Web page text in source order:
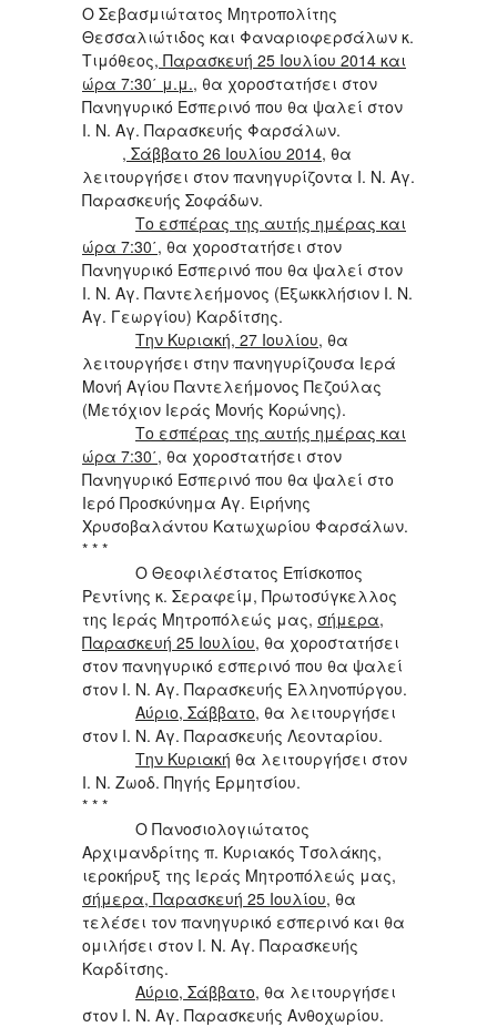
Ο Σεβασμιώτατος Μητροπολίτης
Θεσσαλιώτιδος και Φαναριοφερσάλων κ.
Τιμόθεος, Παρασκευή 25 Ιουλίου 2014 και
ώρα 7:30΄ μ.μ., θα χοροστατήσει στον
Πανηγυρικό Εσπερινό που θα ψαλεί στον
Ι. Ν. Αγ. Παρασκευής Φαρσάλων.
, Σάββατο 26 Ιουλίου 2014, θα
λειτουργήσει στον πανηγυρίζοντα Ι. Ν. Αγ.
Παρασκευής Σοφάδων.
Το εσπέρας της αυτής ημέρας και
ώρα 7:30΄, θα χοροστατήσει στον
Πανηγυρικό Εσπερινό που θα ψαλεί στον
Ι. Ν. Αγ. Παντελεήμονος (Εξωκκλήσιον Ι. Ν.
Αγ. Γεωργίου) Καρδίτσης.
Την Κυριακή, 27 Ιουλίου, θα
λειτουργήσει στην πανηγυρίζουσα Ιερά
Μονή Αγίου Παντελεήμονος Πεζούλας
(Μετόχιον Ιεράς Μονής Κορώνης).
Το εσπέρας της αυτής ημέρας και
ώρα 7:30΄, θα χοροστατήσει στον
Πανηγυρικό Εσπερινό που θα ψαλεί στο
Ιερό Προσκύνημα Αγ. Ειρήνης
Χρυσοβαλάντου Κατωχωρίου Φαρσάλων.
* * *
Ο Θεοφιλέστατος Επίσκοπος
Ρεντίνης κ. Σεραφείμ, Πρωτοσύγκελλος
της Ιεράς Μητροπόλεώς μας, σήμερα,
Παρασκευή 25 Ιουλίου, θα χοροστατήσει
στον πανηγυρικό εσπερινό που θα ψαλεί
στον Ι. Ν. Αγ. Παρασκευής Ελληνοπύργου.
Αύριο, Σάββατο, θα λειτουργήσει
στον Ι. Ν. Αγ. Παρασκευής Λεονταρίου.
Την Κυριακή θα λειτουργήσει στον
Ι. Ν. Ζωοδ. Πηγής Ερμητσίου.
* * *
Ο Πανοσιολογιώτατος
Αρχιμανδρίτης π. Κυριακός Τσολάκης,
ιεροκήρυξ της Ιεράς Μητροπόλεώς μας,
σήμερα, Παρασκευή 25 Ιουλίου, θα
τελέσει τον πανηγυρικό εσπερινό και θα
ομιλήσει στον Ι. Ν. Αγ. Παρασκευής
Καρδίτσης.
Αύριο, Σάββατο, θα λειτουργήσει
στον Ι. Ν. Αγ. Παρασκευής Ανθοχωρίου.